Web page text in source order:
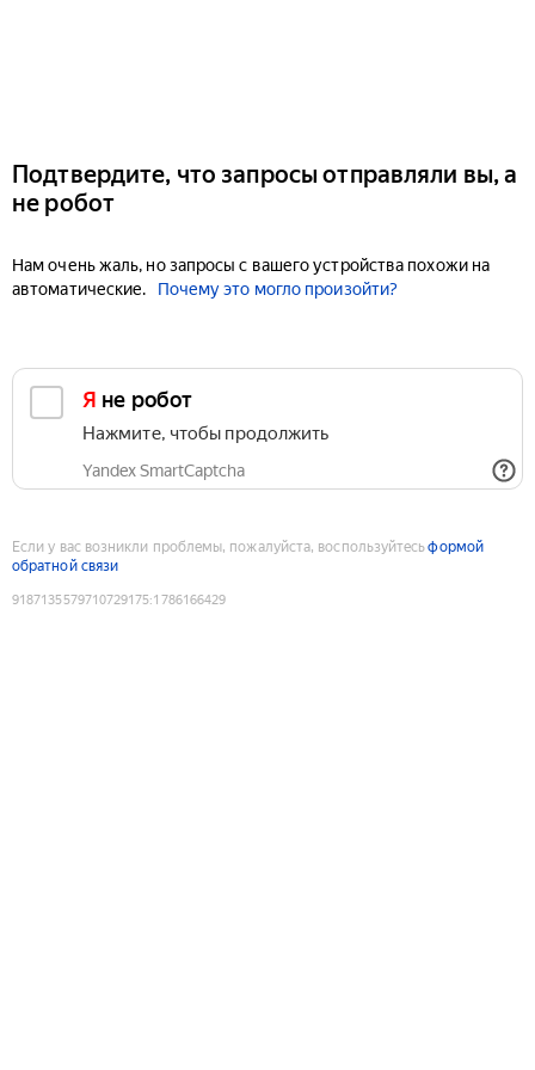
Подтвердите, что запросы отправляли вы, а
не робот
Нам очень жаль, но запросы с вашего устройства похожи на
автоматические.
Почему это могло произойти?
Я не робот
Нажмите, чтобы продолжить
Yandex SmartCaptcha
Если у вас возникли проблемы, пожалуйста, воспользуйтесьформой
обратной связи
9187135579710729175:1786166429